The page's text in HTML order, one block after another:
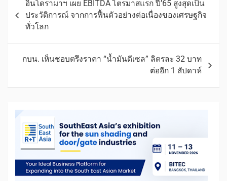
อินโดรามาฯ เผย EBITDA ไตรมาสแรก ปี’65 สูงสุดเป็น
ประวัติการณ์ จากการฟื้นตัวอย่างต่อเนื่องของเศรษฐกิจ
ทั่วโลก
กบน. เห็นชอบตรึงราคา “น้ำมันดีเซล” ลิตรละ 32 บาท
ต่ออีก 1 สัปดาห์